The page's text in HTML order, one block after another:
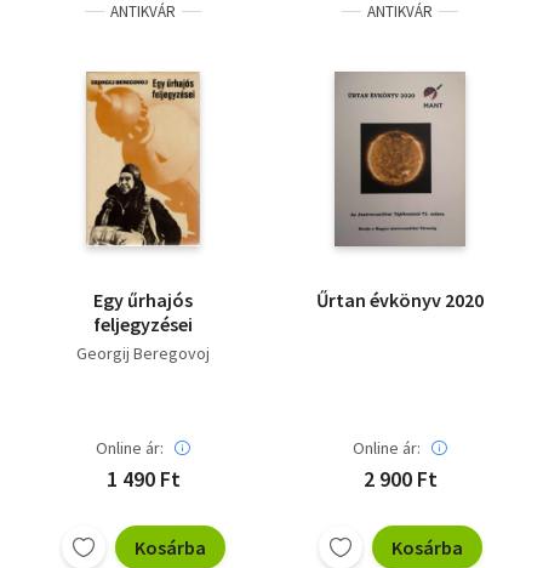
ANTIKVÁR
Egy űrhajós
feljegyzései
Georgij Beregovoj
Online ár:
1 490 Ft
Kosárba
ANTIKVÁR
Űrtan évkönyv 2020
Online ár:
2 900 Ft
Kosárba